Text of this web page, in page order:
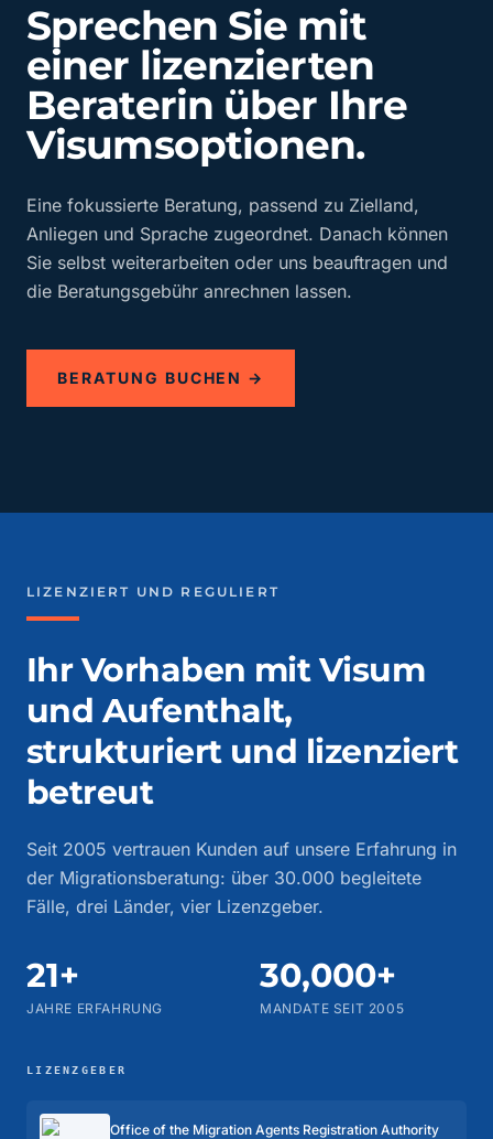
Sprechen Sie mit
einer lizenzierten
Beraterin über Ihre
Visumsoptionen.
Eine fokussierte Beratung, passend zu Zielland,
Anliegen und Sprache zugeordnet. Danach können
Sie selbst weiterarbeiten oder uns beauftragen und
die Beratungsgebühr anrechnen lassen.
BERATUNG BUCHEN →
LIZENZIERT UND REGULIERT
Ihr Vorhaben mit Visum
und Aufenthalt,
strukturiert und lizenziert
betreut
Seit 2005 vertrauen Kunden auf unsere Erfahrung in
der Migrationsberatung: über 30.000 begleitete
Fälle, drei Länder, vier Lizenzgeber.
21+
JAHRE ERFAHRUNG
30,000+
MANDATE SEIT 2005
LIZENZGEBER
Office of the Migration Agents Registration Authority